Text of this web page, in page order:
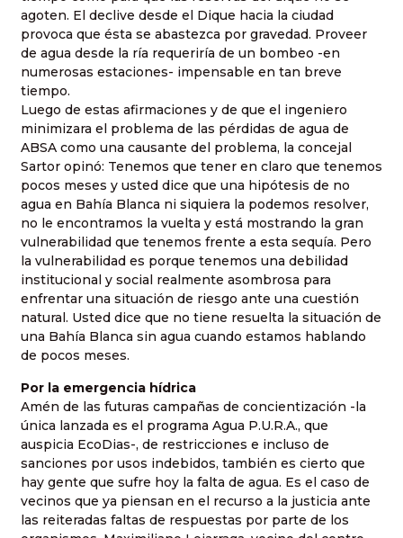
agoten. El declive desde el Dique hacia la ciudad
provoca que ésta se abastezca por gravedad. Proveer
de agua desde la ría requeriría de un bombeo -en
numerosas estaciones- impensable en tan breve
tiempo.
Luego de estas afirmaciones y de que el ingeniero
minimizara el problema de las pérdidas de agua de
ABSA como una causante del problema, la concejal
Sartor opinó: Tenemos que tener en claro que tenemos
pocos meses y usted dice que una hipótesis de no
agua en Bahía Blanca ni siquiera la podemos resolver,
no le encontramos la vuelta y está mostrando la gran
vulnerabilidad que tenemos frente a esta sequía. Pero
la vulnerabilidad es porque tenemos una debilidad
institucional y social realmente asombrosa para
enfrentar una situación de riesgo ante una cuestión
natural. Usted dice que no tiene resuelta la situación de
una Bahía Blanca sin agua cuando estamos hablando
de pocos meses.
Por la emergencia hídrica
Amén de las futuras campañas de concientización -la
única lanzada es el programa Agua P.U.R.A., que
auspicia EcoDias-, de restricciones e incluso de
sanciones por usos indebidos, también es cierto que
hay gente que sufre hoy la falta de agua. Es el caso de
vecinos que ya piensan en el recurso a la justicia ante
las reiteradas faltas de respuestas por parte de los